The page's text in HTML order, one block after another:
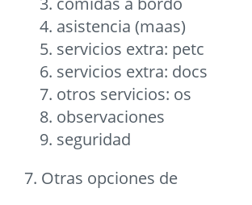
asistencia (maas)
servicios extra: petc
servicios extra: docs
otros servicios: os
observaciones
seguridad
7. Otras opciones de